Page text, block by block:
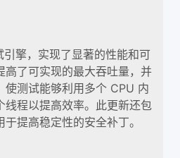
擎，实现了显著的性能和可
高了可实现的最大吞吐量，并
使测试能够利用多个 CPU 内
线程以提高效率。此更新还包
提高稳定性的安全补丁。